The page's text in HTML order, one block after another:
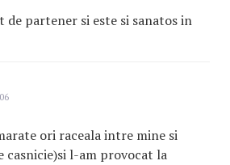
partener si este si sanatos in
ori raceala intre mine si
casnicie)si l-am provocat la